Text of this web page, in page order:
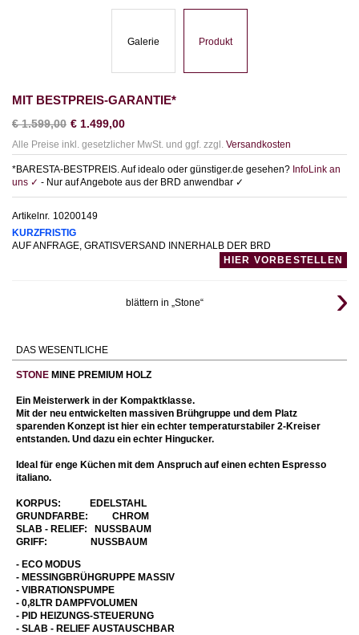
Galerie Produkt
MIT BESTPREIS-GARANTIE*
€1.599,00 € 1.499,00
Alle Preise inkl. gesetzlicher MwSt. und ggf. zzgl. Versandkosten
*BARESTA-BESTPREIS. Auf idealo oder günstiger.de gesehen? InfoLink an
uns ✓ - Nur auf Angebote aus der BRD anwendbar ✓
Artikelnr. 10200149
KURZFRISTIG
AUF ANFRAGE, GRATISVERSAND INNERHALB DER BRD
HIER VORBESTELLEN
blättern in „Stone“
DAS WESENTLICHE
STONE MINE PREMIUM HOLZ
Ein Meisterwerk in der Kompaktklasse.
Mit der neu entwickelten massiven Brühgruppe und dem Platz
sparenden Konzept ist hier ein echter temperaturstabiler 2-Kreiser
entstanden. Und dazu ein echter Hingucker.
Ideal für enge Küchen mit dem Anspruch auf einen echten Espresso
italiano.
KORPUS: EDELSTAHL
GRUNDFARBE: CHROM
SLAB - RELIEF: NUSSBAUM
GRIFF: NUSSBAUM
- ECO MODUS
- MESSINGBRÜHGRUPPE MASSIV
- VIBRATIONSPUMPE
- 0,8LTR DAMPFVOLUMEN
- PID HEIZUNGS-STEUERUNG
- SLAB - RELIEF AUSTAUSCHBAR